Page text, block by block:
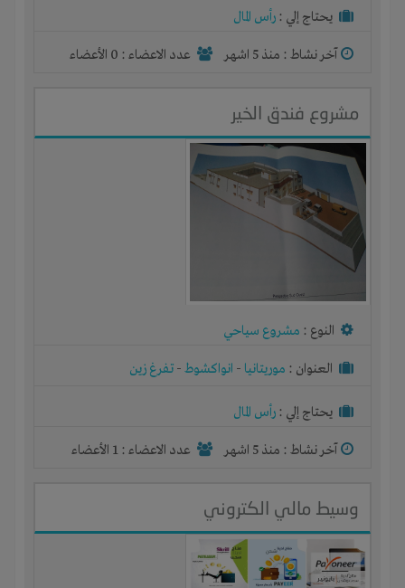
يحتاج إلي : رأس المال
آخر نشاط : منذ 5 اشهر عدد الاعضاء : 0 الأعضاء
مشروع فندق الخير
النوع : مشروع سياحي
العنوان : موريتانيا - انواكشوط- تفرغ زين
يحتاج إلي : رأس المال
آخر نشاط : منذ 5 اشهر عدد الاعضاء : 1 الأعضاء
وسيط مالي الكتروني